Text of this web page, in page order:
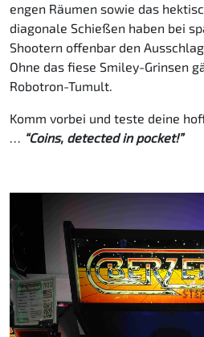
engen Räumen sowie das
diagonale Schießen haben bei
Shootern offenbar den
Ohne das fiese Smiley-Grinsen
Robotron-Tumult.
Komm vorbei und teste deine
… “Coins, detected in pocket!”